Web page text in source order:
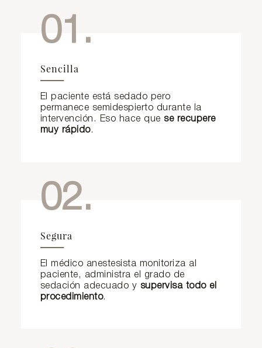
01.
Sencilla
El paciente está sedado pero
permanece semidespierto durante la
intervención. Eso hace que se recupere
muy rápido.
02.
Segura
El médico anestesista monitoriza al
paciente, administra el grado de
sedación adecuado y supervisa todo el
procedimiento.